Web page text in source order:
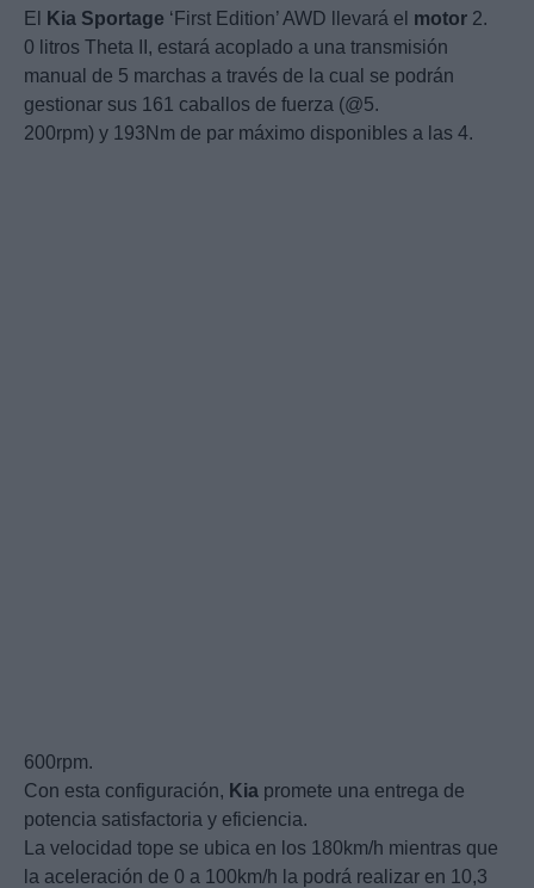
El Kia Sportage ‘First Edition’ AWD llevará el motor 2.
0 litros Theta II, estará acoplado a una transmisión
manual de 5 marchas a través de la cual se podrán
gestionar sus 161 caballos de fuerza (@5.
200rpm) y 193Nm de par máximo disponibles a las 4.
600rpm.
Con esta configuración, Kia promete una entrega de
potencia satisfactoria y eficiencia.
La velocidad tope se ubica en los 180km/h mientras que
la aceleración de 0 a 100km/h la podrá realizar en 10,3